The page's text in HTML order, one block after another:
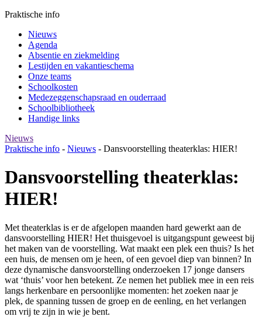
Praktische info
Nieuws
Agenda
Absentie en ziekmelding
Lestijden en vakantieschema
Onze teams
Schoolkosten
Medezeggenschapsraad en ouderraad
Schoolbibliotheek
Handige links
Nieuws
Praktische info - Nieuws - Dansvoorstelling theaterklas: HIER!
Dansvoorstelling theaterklas:
HIER!
Met theaterklas is er de afgelopen maanden hard gewerkt aan de
dansvoorstelling HIER! Het thuisgevoel is uitgangspunt geweest bij
het maken van de voorstelling. Wat maakt een plek een thuis? Is het
een huis, de mensen om je heen, of een gevoel diep van binnen? In
deze dynamische dansvoorstelling onderzoeken 17 jonge dansers
wat ‘thuis’ voor hen betekent. Ze nemen het publiek mee in een reis
langs herkenbare en persoonlijke momenten: het zoeken naar je
plek, de spanning tussen de groep en de eenling, en het verlangen
om vrij te zijn in wie je bent.